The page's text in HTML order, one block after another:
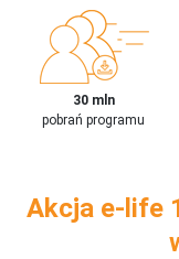
30 mln
pobrań programu
Akcja e-life